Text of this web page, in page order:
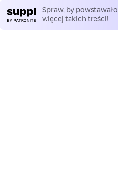
Spraw, by powstawało
więcej takich treści!